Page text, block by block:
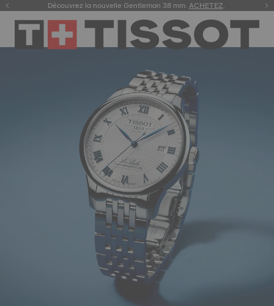
Découvrez la nouvelle Gentleman 38 mm.ACHETEZ.
C’est l’heure de la course ! Achetez notre collection cycliste